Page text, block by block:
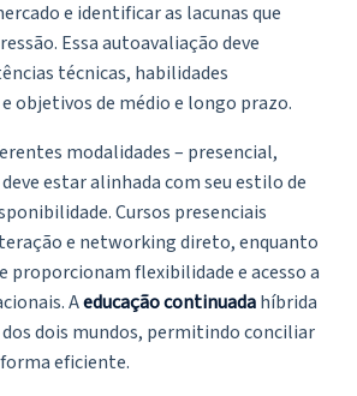
e identificar as lacunas que
Essa autoavaliação deve
técnicas, habilidades
objetivos de médio e longo prazo.
modalidades – presencial,
estar alinhada com seu estilo de
Cursos presenciais
e networking direto, enquanto
proporcionam flexibilidade e acesso a
Aeducação continuadahíbrida
dois mundos, permitindo conciliar
eficiente.